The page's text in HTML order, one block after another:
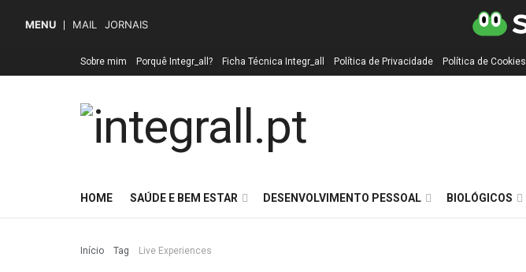
MENU MAIL JORNAIS
Sobre mim Porquê Integr_all? Ficha Técnica Integr_all Política de Privacidade Política de Cookies
HOME SAÚDE E BEM ESTAR DESENVOLVIMENTO PESSOAL BIOLÓGICOS
Início Tag Live Experiences